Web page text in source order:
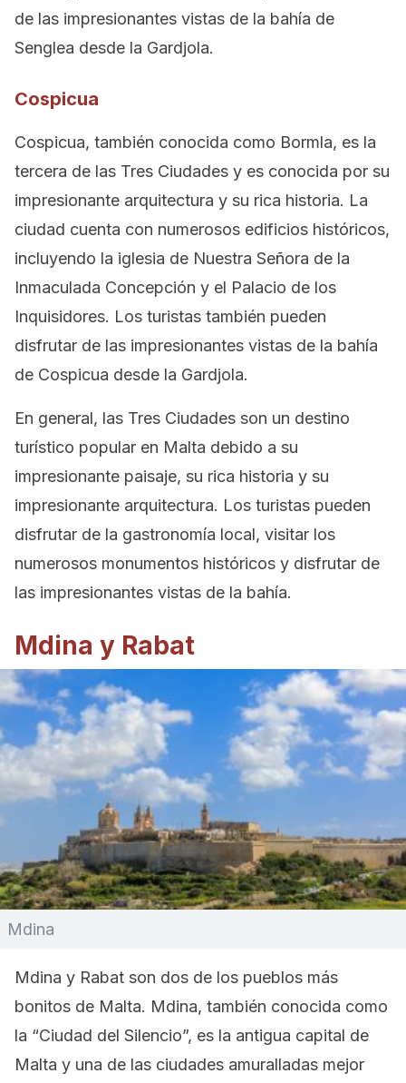
de las impresionantes vistas de la bahía de
Senglea desde la Gardjola.
Cospicua
Cospicua, también conocida como Bormla, es la
tercera de las Tres Ciudades y es conocida por su
impresionante arquitectura y su rica historia. La
ciudad cuenta con numerosos edificios históricos,
incluyendo la iglesia de Nuestra Señora de la
Inmaculada Concepción y el Palacio de los
Inquisidores. Los turistas también pueden
disfrutar de las impresionantes vistas de la bahía
de Cospicua desde la Gardjola.
En general, las Tres Ciudades son un destino
turístico popular en Malta debido a su
impresionante paisaje, su rica historia y su
impresionante arquitectura. Los turistas pueden
disfrutar de la gastronomía local, visitar los
numerosos monumentos históricos y disfrutar de
las impresionantes vistas de la bahía.
Mdina y Rabat
Mdina
Mdina y Rabat son dos de los pueblos más
bonitos de Malta. Mdina, también conocida como
la “Ciudad del Silencio”, es la antigua capital de
Malta y una de las ciudades amuralladas mejor